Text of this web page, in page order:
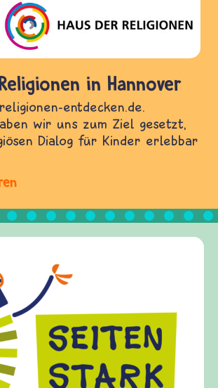
in Hannover
entdecken.de.
wir uns zum Ziel gesetzt,
Dialog für Kinder erlebbar
frieden-
Kinder,
Fragen von
Gewalt
diesem